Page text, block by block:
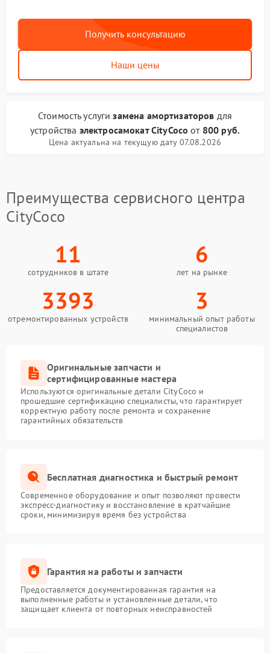
Получить консультацию
Наши цены
Стоимость услугизамена амортизаторов для
устройства электросамокат CityCoco от 800 руб.
Цена актуальна на текущую дату 07.08.2026
Преимущества сервисного центра
CityCoco
11
сотрудников в штате
6
лет на рынке
3393
отремонтированных устройств
3
минимальный опыт работы
специалистов
Оригинальные запчасти и
сертифицированные мастера
Используются оригинальные детали CityCoco и
прошедшие сертификацию специалисты, что гарантирует
корректную работу после ремонта и сохранение
гарантийных обязательств
Бесплатная диагностика и быстрый ремонт
Современное оборудование и опыт позволяют провести
экспресс-диагностику и восстановление в кратчайшие
сроки, минимизируя время без устройства
Гарантия на работы и запчасти
Предоставляется документированная гарантия на
выполненные работы и установленные детали, что
защищает клиента от повторных неисправностей